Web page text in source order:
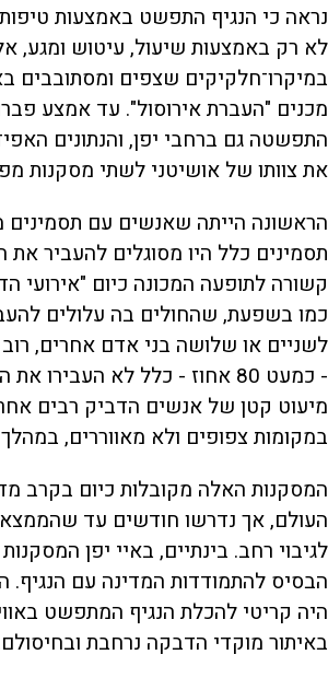
נראה כי הנגיף התפשט באמצעות
לא רק באמצעות שיעול, עיטוש ומגע,
במיקרו־חלקיקים שצפים ומסתובבים
מכנים "העברת אירוסול". עד אמצע
התפשטה גם ברחבי יפן, והנתונים
את צוותו של אושיטני לשתי מסקנות
הראשונה הייתה שאנשים עם תסמינים
תסמינים כלל היו מסוגלים להעביר
קשורה לתופעה המכונה כיום "אירועי
כמו בשפעת, שהחולים בה עלולים
לשניים או שלושה בני אדם אחרים,
- כמעט 80 אחוז - כלל לא העבירו
מיעוט קטן של אנשים הדביק רבים
במקומות צפופים ולא מאווררים,
המסקנות האלה מקובלות כיום בקרב
העולם, אך נדרשו חודשים עד
לגיבוי רחב. בינתיים, באיי יפן
הבסיס להתמודדות המדינה עם
היה קריטי להכלת הנגיף המתפשט
באיתור מוקדי הדבקה נרחבת